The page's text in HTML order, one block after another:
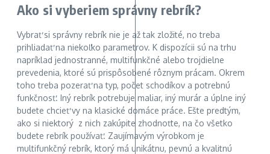
Ako si vyberiem správny rebrík?
Vybrať si správny rebrík nie je až tak zložité, no treba
prihliadať na niekoľko parametrov. K dispozícii sú na trhu
napríklad jednostranné, multifunkčné alebo trojdielne
prevedenia, ktoré sú prispôsobené rôznym prácam. Okrem
toho treba pozerať na typ, počet schodíkov a potrebnú
funkčnosť. Iný rebrík potrebuje maliar, iný murár a úplne iný
budete chcieť vy na klasické domáce práce. Ešte predtým,
ako si niektorý z nich zakúpite zhodnoťte, na čo všetko
budete rebrík používať. Zaujímavým výrobkom je
multifunkčný rebrík, ktorý má unikátnu, pevnú a kvalitnú